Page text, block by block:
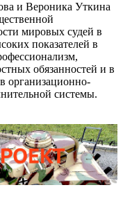
и Вероника Уткина
мировых судей в
показателей в
обязанностей и в
организационно-
системы.